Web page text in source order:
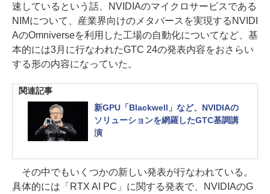
速しているという話、NVIDIAのマイクロサービスである
NIMについて、産業界向けのメタバースを実現するNVIDI
AのOmniverseを利用した工場の自動化についてなど、基
本的には3月に行なわれたGTC 24の発表内容をおさらい
する形の内容になっていた。
関連記事
新GPU「Blackwell」など、NVIDIAの
ソリューションを網羅したGTC基調講
演
その中でもいくつかの新しい発表が行なわれている。
具体的には「RTX AI PC」に関する発表で、NVIDIAのG